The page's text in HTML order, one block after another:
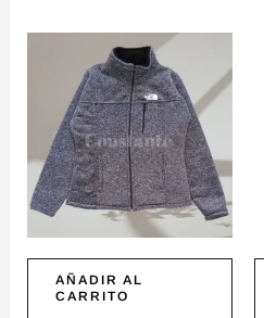
AÑADIR AL
CARRITO